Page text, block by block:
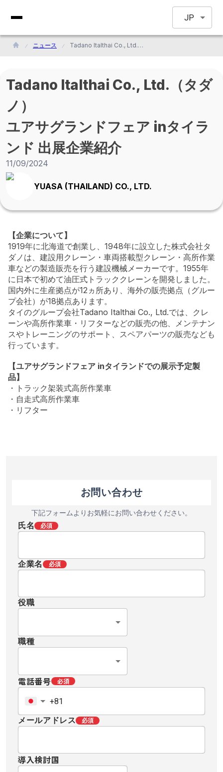
JP
ニュース Tadano Italthai Co., Ltd.（タダノ）<br> ユアサグランドフェア inタイランド 出展企業紹介
Tadano Italthai Co., Ltd.（タダ
ノ）
ユアサグランドフェア inタイラ
ンド 出展企業紹介
11/09/2024
YUASA (THAILAND) CO., LTD.
【企業について】
1919年に北海道で創業し、1948年に設立した株式会社タ
ダノは、建設用クレーン・車両搭載型クレーン・高所作業
車などの製造販売を行う建設機械メーカーです。1955年
に日本で初めて油圧式トラッククレーンを開発しました。
国内外に生産拠点が12ヵ所あり、海外の販売拠点（グルー
プ会社）が18拠点あります。
タイのグループ会社Tadano Italthai Co., Ltd.では、クレ
ーンや高所作業車・リフターなどの販売の他、メンテナン
スやトレーニングのサポート、スペアパーツの販売なども
行っています。
【ユアサグランドフェア inタイランドでの展示予定製
品】
・トラック架装式高所作業車
・自走式高所作業車
・リフター
お問い合わせ
下記フォームよりお気軽にお問い合わせください。
氏名 必須
企業名 必須
役職
職種
電話番号 必須
メールアドレス 必須
導入検討国